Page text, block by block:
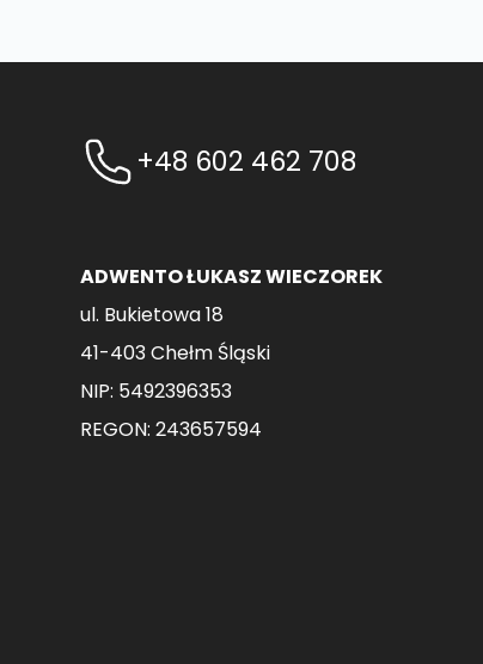
+48 602 462 708
ADWENTO ŁUKASZ WIECZOREK
ul. Bukietowa 18
41-403 Chełm Śląski
NIP: 5492396353
REGON: 243657594